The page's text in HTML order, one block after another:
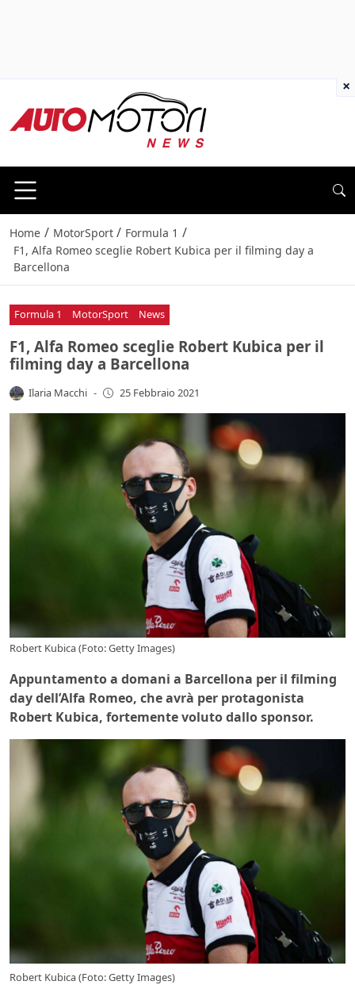
Home / MotorSport / Formula 1 /
F1, Alfa Romeo sceglie Robert Kubica per il filming day a
Barcellona
Formula 1 MotorSport News
F1, Alfa Romeo sceglie Robert Kubica per il
filming day a Barcellona
Ilaria Macchi - 25 Febbraio 2021
Robert Kubica (Foto: Getty Images)
Appuntamento a domani a Barcellona per il filming
day dell’Alfa Romeo, che avrà per protagonista
Robert Kubica, fortemente voluto dallo sponsor.
Robert Kubica (Foto: Getty Images)
×